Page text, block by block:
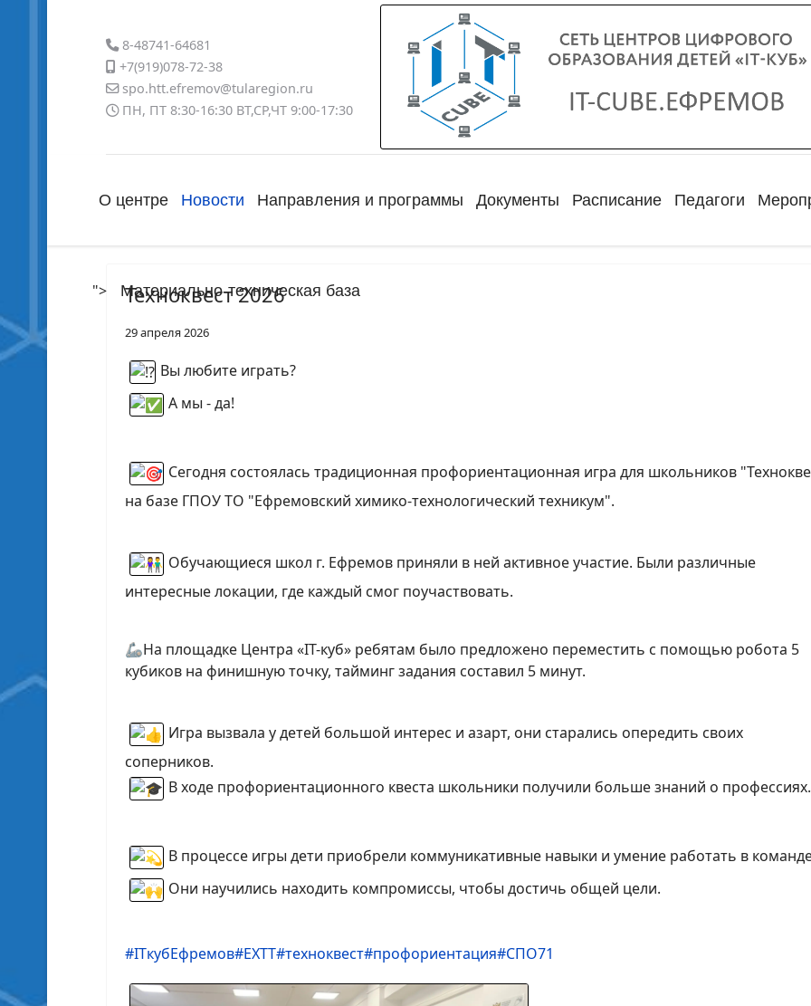
8-48741-64681
+7(919)078-72-38
spo.htt.efremov@tularegion.ru
ПН, ПТ 8:30-16:30 ВТ,СР,ЧТ 9:00-17:30
О центре Новости Направления и программы Документы Расписание Педагоги
"> Материально-техническая база
Техноквест 2026
29 апреля 2026
Вы любите играть?
А мы - да!
Сегодня состоялась традиционная профориентационная игра для школьников
на базе ГПОУ ТО "Ефремовский химико-технологический техникум".
Обучающиеся школ г. Ефремов приняли в ней активное участие. Были различные
интересные локации, где каждый смог поучаствовать.
🦾На площадке Центра «IT-куб» ребятам было предложено переместить с помощью робота 5
кубиков на финишную точку, тайминг задания составил 5 минут.
Игра вызвала у детей большой интерес и азарт, они старались опередить своих
соперников.
В ходе профориентационного квеста школьники получили больше знаний о профессиях.
В процессе игры дети приобрели коммуникативные навыки и умение работать в
Они научились находить компромиссы, чтобы достичь общей цели.
#ITкубЕфремов#ЕХТТ#техноквест#профориентация#СПО71